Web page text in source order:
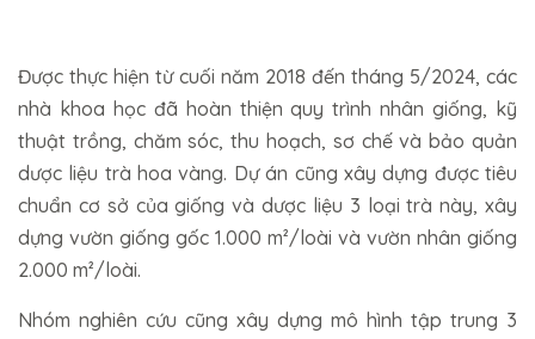
Được thực hiện từ cuối năm 2018 đến tháng 5/2024, các
nhà khoa học đã hoàn thiện quy trình nhân giống, kỹ
thuật trồng, chăm sóc, thu hoạch, sơ chế và bảo quản
dược liệu trà hoa vàng. Dự án cũng xây dựng được tiêu
chuẩn cơ sở của giống và dược liệu 3 loại trà này, xây
dựng vườn giống gốc 1.000 m²/loài và vườn nhân giống
2.000 m²/loài.
Nhóm nghiên cứu cũng xây dựng mô hình tập trung 3